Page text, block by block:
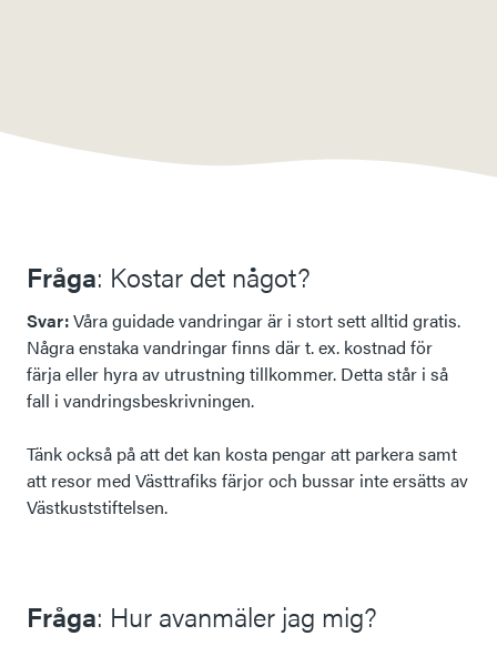
Fråga: Kostar det något?
Svar:Våra guidade vandringar är i stort sett alltid gratis.
Några enstaka vandringar finns där t. ex. kostnad för
färja eller hyra av utrustning tillkommer. Detta står i så
fall i vandringsbeskrivningen.
Tänk också på att det kan kosta pengar att parkera samt
att resor med Västtrafiks färjor och bussar inte ersätts av
Västkuststiftelsen.
Fråga: Hur avanmäler jag mig?